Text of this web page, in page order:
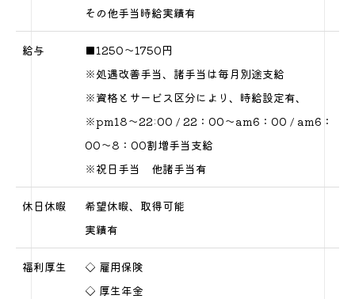
その他手当時給実績有
給与
■1250～1750円
※処遇改善手当、諸手当は毎月別途支給
※資格とサービス区分により、時給設定有、
※pm18～22:00 / 22：00～am6：00 / am6：
00～8：00割増手当支給
※祝日手当 他諸手当有
休日休暇
希望休暇、取得可能
実績有
福利厚生
◇ 雇用保険
◇ 厚生年金